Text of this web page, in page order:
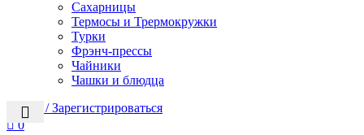
Сахарницы
Термосы и Трермокружки
Турки
Фрэнч-прессы
Чайники
Чашки и блюдца
Войти / Зарегистрироваться
0